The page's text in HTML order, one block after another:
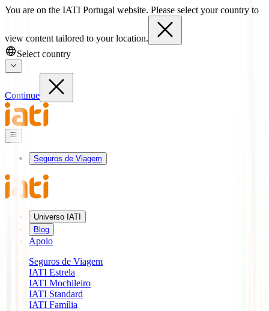
You are on the IATI Portugal website. Please select your country to
view content tailored to your location.
Select country
Continue
Seguros de Viagem
Universo IATI
Blog
Apoio
Seguros de Viagem
IATI Estrela
IATI Mochileiro
IATI Standard
IATI Família